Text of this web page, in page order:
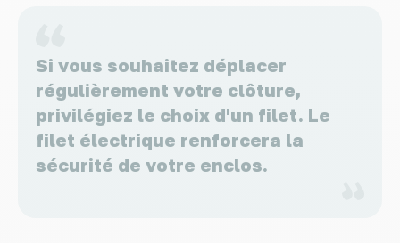
Si vous souhaitez déplacer
régulièrement votre clôture,
privilégiez le choix d'un filet. Le
filet électrique renforcera la
sécurité de votre enclos.